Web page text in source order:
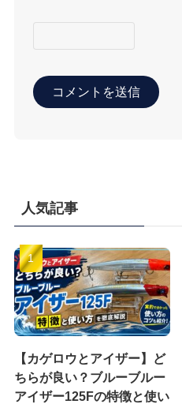
人気記事
【カゲロウとアイザー】ど
ちらが良い？ブルーブルー
アイザー125Fの特徴と使い